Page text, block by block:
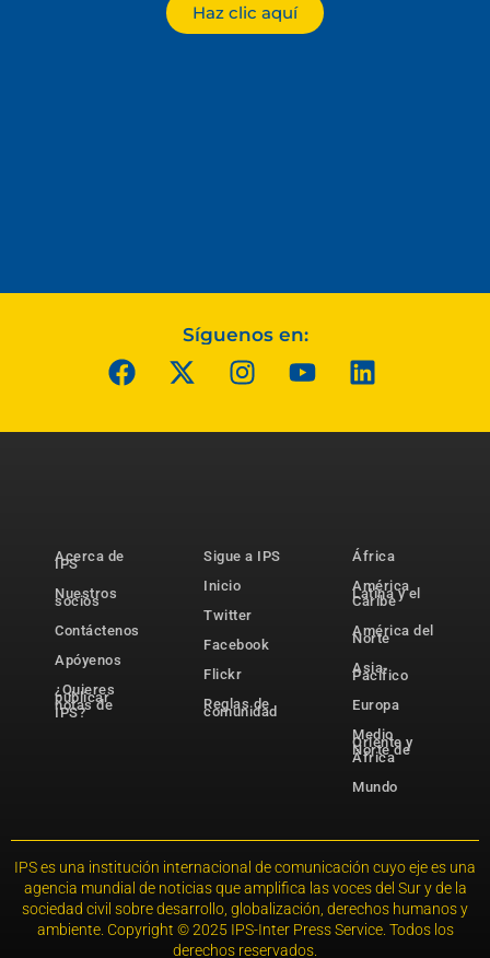
Haz clic aquí
Síguenos en:
Acerca de
IPS
Nuestros
socios
Contáctenos
Apóyenos
¿Quieres
publicar
notas de
IPS?
Sigue a IPS
Inicio
Twitter
Facebook
Flickr
Reglas de
comunidad
África
América
Latina y el
Caribe
América del
Norte
Asia-
Pacífico
Europa
Medio
Oriente y
Norte de
África
Mundo
IPS es una institución internacional de comunicación cuyo eje es una
agencia mundial de noticias que amplifica las voces del Sur y de la
sociedad civil sobre desarrollo, globalización, derechos humanos y
ambiente. Copyright © 2025 IPS-Inter Press Service. Todos los
derechos reservados.